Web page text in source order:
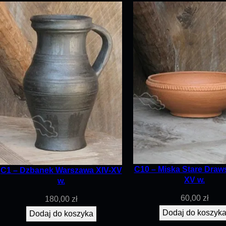
C1 – Dzbanek Warszawa XIV-XV
w.
180,00 zł
Dodaj do koszyka
C10 – Miska Stare
XV w.
60,00 zł
Dodaj do koszyka